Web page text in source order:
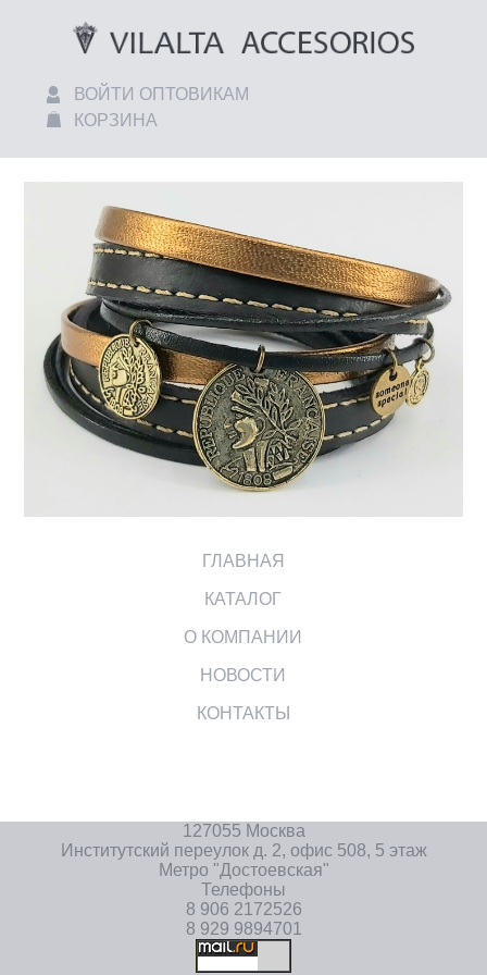
ВОЙТИ ОПТОВИКАМ
КОРЗИНА
ГЛАВНАЯ
КАТАЛОГ
О КОМПАНИИ
НОВОСТИ
КОНТАКТЫ
127055 Москва
Институтский переулок д. 2, офис 508, 5 этаж
Метро "Достоевская"
Телефоны
8 906 2172526
8 929 9894701